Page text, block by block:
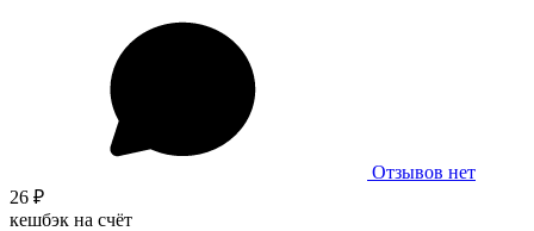
Отзывов нет
26 ₽
кешбэк на счёт